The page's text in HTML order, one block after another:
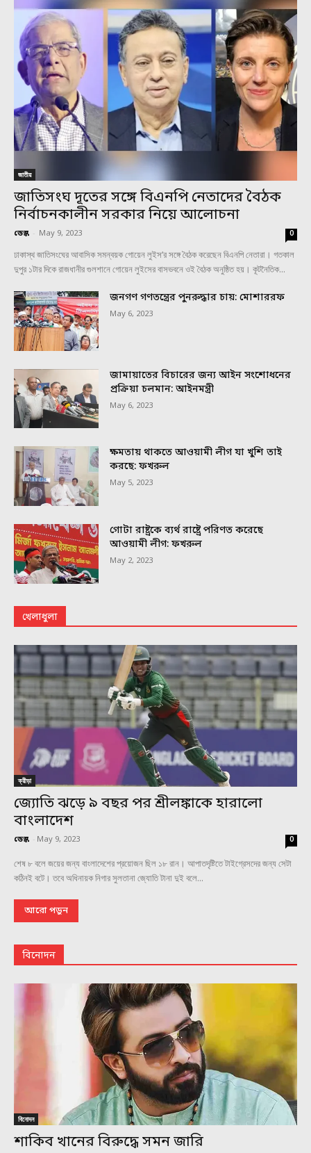
জাতীয়
জাতিসংঘ দূতের সঙ্গে বিএনপি নেতাদের বৈঠক
নির্বাচনকালীন সরকার নিয়ে আলোচনা
ডেস্ক - May 9, 2023 0
ঢাকাস্থ জাতিসংঘের আবাসিক সমন্বয়ক গোয়েন লুইস’র সঙ্গে বৈঠক করেছেন বিএনপি নেতারা। গতকাল
দুপুর ১টার দিকে রাজধানীর গুলশানে গোয়েন লুইসের বাসভবনে ওই বৈঠক অনুষ্ঠিত হয়। কূটনৈতিক...
জনগণ গণতন্ত্রের পুনরুদ্ধার চায়: মোশাররফ
May 6, 2023
জামায়াতের বিচারের জন্য আইন সংশোধনের
প্রক্রিয়া চলমান: আইনমন্ত্রী
May 6, 2023
ক্ষমতায় থাকতে আওয়ামী লীগ যা খুশি তাই
করছে: ফখরুল
May 5, 2023
গোটা রাষ্ট্রকে ব্যর্থ রাষ্ট্রে পরিণত করেছে
আওয়ামী লীগ: ফখরুল
May 2, 2023
খেলাধুলা
ক্রীড়া
জ্যোতি ঝড়ে ৯ বছর পর শ্রীলঙ্কাকে হারালো
বাংলাদেশ
ডেস্ক - May 9, 2023 0
শেষ ৮ বলে জয়ের জন্য বাংলাদেশের প্রয়োজন ছিল ১৮ রান। আপাতদৃষ্টিতে টাইগ্রেসদের জন্য সেটা
কঠিনই বটে। তবে অধিনায়ক নিগার সুলতানা জ্যোতি টানা দুই বলে...
আরো পড়ুন
বিনোদন
বিনোদন
শাকিব খানের বিরুদ্ধে সমন জারি